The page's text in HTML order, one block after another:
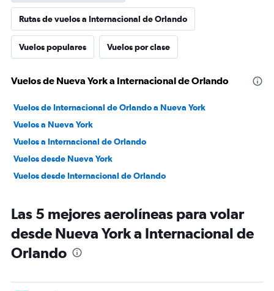
Rutas de vuelos a Internacional de Orlando
Vuelos populares Vuelos por clase
Vuelos de Nueva York a Internacional de Orlando
Vuelos de Internacional de Orlando a Nueva York
Vuelos a Nueva York
Vuelos a Internacional de Orlando
Vuelos desde Nueva York
Vuelos desde Internacional de Orlando
Las 5 mejores aerolíneas para volar
desde Nueva York a Internacional de
Orlando